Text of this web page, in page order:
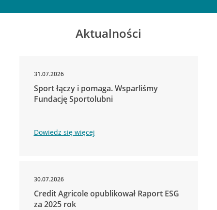
Aktualności
31.07.2026
Sport łączy i pomaga. Wsparliśmy
Fundację Sportolubni
Dowiedz się więcej
30.07.2026
Credit Agricole opublikował Raport ESG
za 2025 rok